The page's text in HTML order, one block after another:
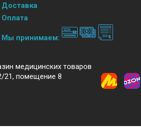
Доставка
Оплата
Мы принимаем:
медицинских товаров
21, помещение 8